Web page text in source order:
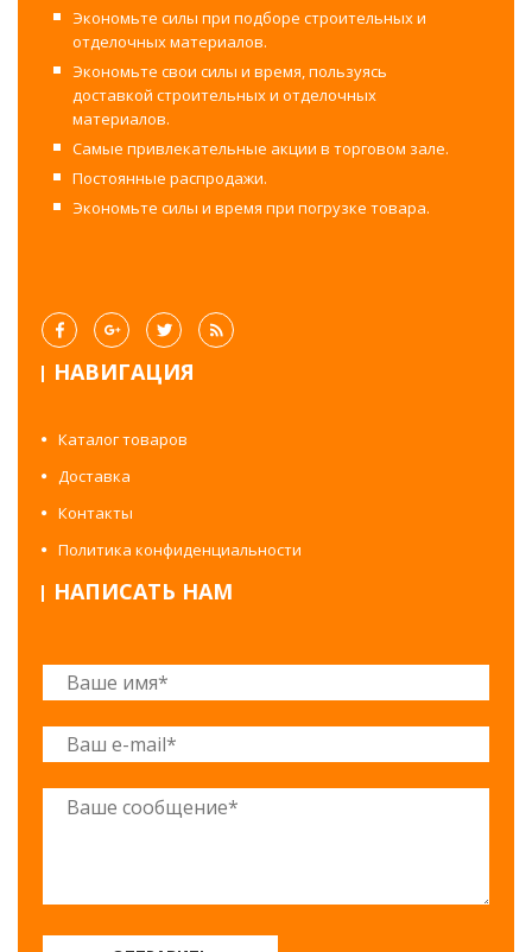
Экономьте силы при подборе строительных и
отделочных материалов.
Экономьте свои силы и время, пользуясь
доставкой строительных и отделочных
материалов.
Самые привлекательные акции в торговом зале.
Постоянные распродажи.
Экономьте силы и время при погрузке товара.
НАВИГАЦИЯ
Каталог товаров
Доставка
Контакты
Политика конфиденциальности
НАПИСАТЬ НАМ